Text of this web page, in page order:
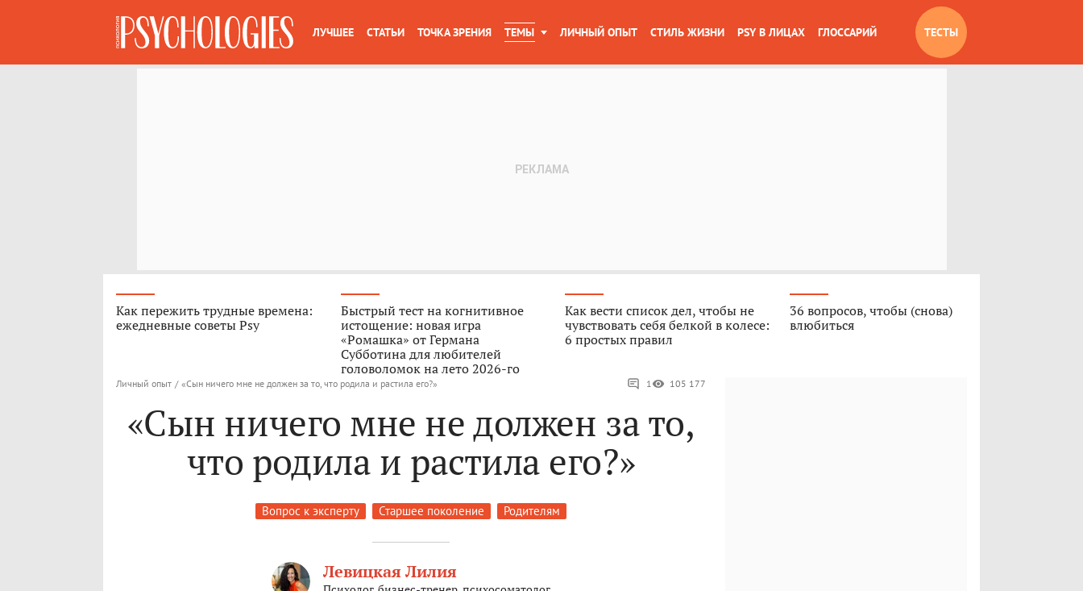
ЛУЧШЕЕ СТАТЬИ ТОЧКА ЗРЕНИЯ ТЕМЫ ЛИЧНЫЙ ОПЫТ СТИЛЬ ЖИЗНИ PSY В ЛИЦАХ ГЛОССАРИЙ ТЕСТЫ
Как пережить трудные времена:
ежедневные советы Psy
Быстрый тест на когнитивное
истощение: новая игра
«Ромашка» от Германа
Субботина для любителей
головоломок на лето 2026-го
Как вести список дел, чтобы не
чувствовать себя белкой в колесе:
6 простых правил
36 вопросов, чтобы (снова)
влюбиться
Личный опыт / «Сын ничего мне не должен за то, что родила и растила его?» 1 105 177
«Сын ничего мне не должен за то,
что родила и растила его?»
Вопрос к эксперту Старшее поколение Родителям
Левицкая Лилия